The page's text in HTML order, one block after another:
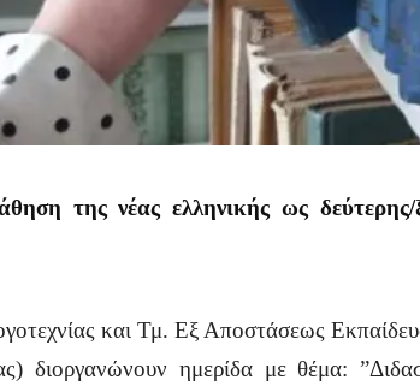
της νέας ελληνικής ως δεύτερης/
και Τμ. Εξ Αποστάσεως
διοργανώνουν ημερίδα με θέμα: